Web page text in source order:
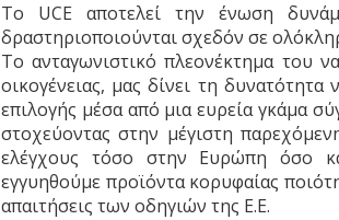
Το UCE αποτελεί την ένωση
δραστηριοποιούνται σχεδόν σε
Το ανταγωνιστικό πλεονέκτημα του
οικογένειας, μας δίνει τη
επιλογής μέσα από μια ευρεία γκάμα
στοχεύοντας στην μέγιστη
ελέγχους τόσο στην Ευρώπη όσο
εγγυηθούμε προϊόντα κορυφαίας
απαιτήσεις των οδηγιών της Ε.Ε.